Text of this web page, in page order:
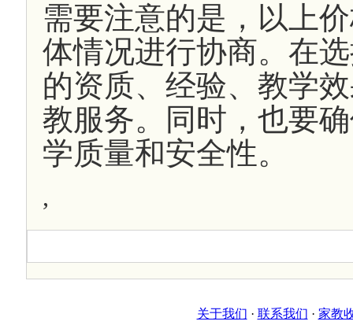
需要注意的是，以上
体情况进行协商。在
的资质、经验、教学
教服务。同时，也要
学质量和安全性。
,
关于我们 · 联系我们 · 家教